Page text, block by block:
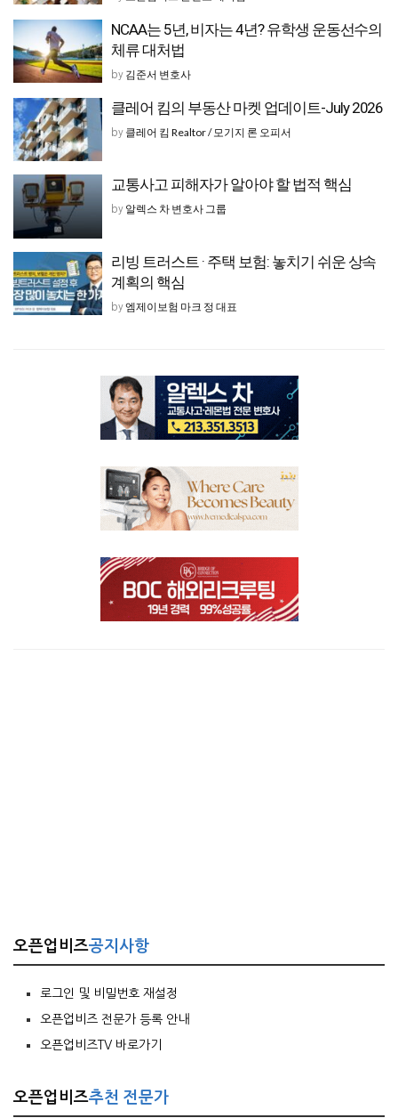
NCAA는 5년, 비자는 4년? 유학생 운동선수의
체류 대처법
by 김준서 변호사
클레어 킴의 부동산 마켓 업데이트-July 2026
by 클레어 킴 Realtor / 모기지 론 오피서
교통사고 피해자가 알아야 할 법적 핵심
by 알렉스 차 변호사 그룹
리빙 트러스트 · 주택 보험: 놓치기 쉬운 상속
계획의 핵심
by엠제이보험 마크 정 대표
오픈업비즈공지사항
로그인 및 비밀번호 재설정
오픈업비즈 전문가 등록 안내
오픈업비즈TV 바로가기
오픈업비즈추천 전문가